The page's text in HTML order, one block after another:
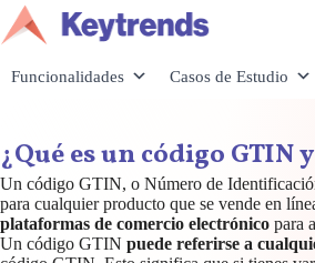
Saltar
al
contenido
Funcionalidades Casos de Estudio
¿Qué es un código GTIN
Un código GTIN, o Número de
para cualquier producto que se vende en
plataformas de comercio electrónico para
Un código GTIN puede referirse a